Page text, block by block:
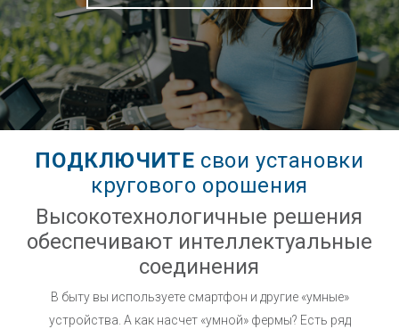
ПОДКЛЮЧИТЕ свои установки
кругового орошения
Высокотехнологичные решения
обеспечивают интеллектуальные
соединения
В быту вы используете смартфон и другие «умные»
устройства. А как насчет «умной» фермы? Есть ряд